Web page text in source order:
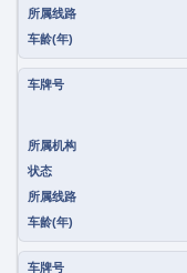
粤C00059D
粤C00116D